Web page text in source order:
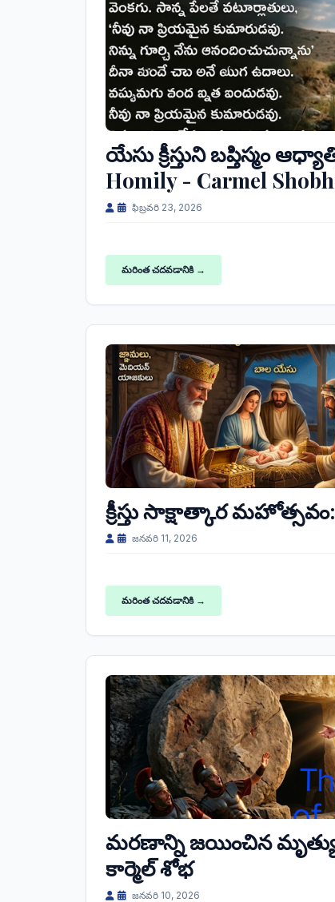
యేసు క్రీస్తుని బప్తిస్మం
Homily - Carmel
ఫిబ్రవరి 23, 2026
మరింత చదవడానికి →
క్రీస్తు సాక్షాత్కార
జనవరి 11, 2026
మరింత చదవడానికి →
మరణాన్ని జయించిన
కార్మెల్ శోభ
జనవరి 10, 2026